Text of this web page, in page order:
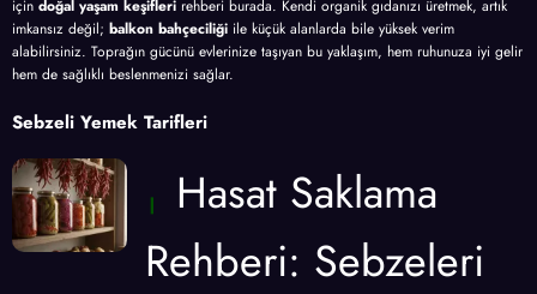
için doğal yaşam keşifleri rehberi burada. Kendi organik gıdanızı üretmek, artık
imkansız değil; balkon bahçeciliği ile küçük alanlarda bile yüksek verim
alabilirsiniz. Toprağın gücünü evlerinize taşıyan bu yaklaşım, hem ruhunuza iyi gelir
hem de sağlıklı beslenmenizi sağlar.
Sebzeli Yemek Tarifleri
Hasat Saklama
Rehberi: Sebzeleri